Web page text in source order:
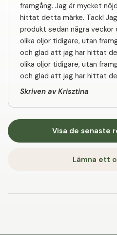
framgång. Jag är mycket
hittat detta märke. Tack!
produkt sedan några veckor
olika oljor tidigare, utan
och glad att jag har hittat
olika oljor tidigare, utan
och glad att jag har hittat
Skriven av Krisztina
Visa de senaste
Lämna ett